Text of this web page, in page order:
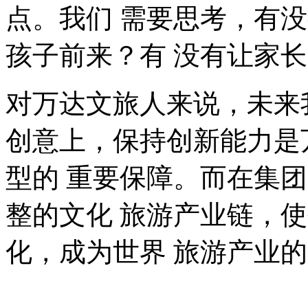
点。我们 需要思考，有
孩子前来？有 没有让家
对万达文旅人来说，未
创意上，保持创新能力
型的 重要保障。而在集
整的文化 旅游产业链，
化，成为世界 旅游产业